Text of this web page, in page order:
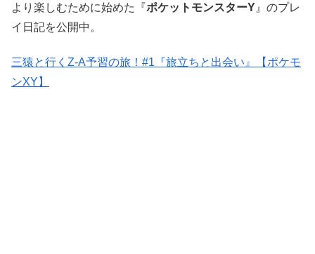
より楽しむために始めた『ポケットモンスターY 』のプレ
イ日記を公開中。
三猿と行くZ-A予習の旅！#1『旅立ちと出会い』【ポケモ
ンXY】